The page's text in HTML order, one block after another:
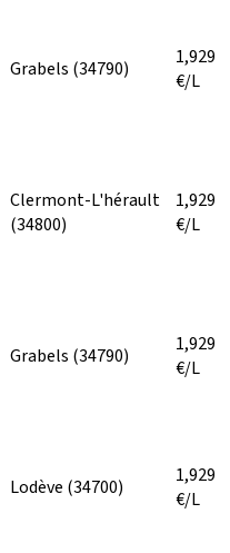
Grabels (34790)
1,929
€/L
Clermont-L'hérault
(34800)
1,929
€/L
Grabels (34790)
1,929
€/L
Lodève (34700)
1,929
€/L